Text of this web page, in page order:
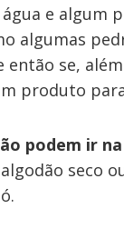
água e algum
algumas
então se,
produto
podem ir
seco